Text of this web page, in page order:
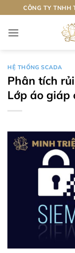
qua
nội
CÔNG TY TNHH
HỆ THỐNG SCADA
Phân tích
Lớp áo giáp